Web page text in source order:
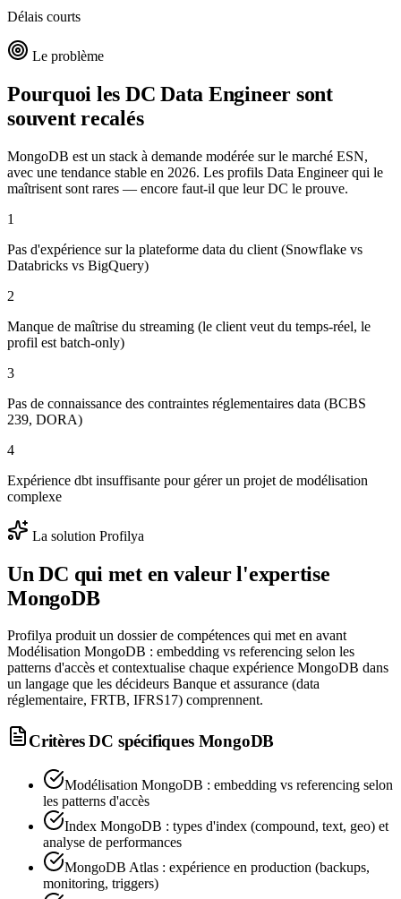
Délais courts
Le problème
Pourquoi les DCData Engineer sont
souvent recalés
MongoDB est un stack à demande modérée sur le marché ESN,
avec une tendance stable en 2026. Les profils Data Engineer qui le
maîtrisent sont rares — encore faut-il que leur DC le prouve.
1
Pas d'expérience sur la plateforme data du client (Snowflake vs
Databricks vs BigQuery)
2
Manque de maîtrise du streaming (le client veut du temps-réel, le
profil est batch-only)
3
Pas de connaissance des contraintes réglementaires data (BCBS
239, DORA)
4
Expérience dbt insuffisante pour gérer un projet de modélisation
complexe
La solution Profilya
Un DC qui met en valeur l'expertise
MongoDB
Profilya produit un dossier de compétences qui met en avant
Modélisation MongoDB : embedding vs referencing selon les
patterns d'accès et contextualise chaque expérience MongoDB dans
un langage que les décideurs Banque et assurance (data
réglementaire, FRTB, IFRS17) comprennent.
Critères DC spécifiques MongoDB
Modélisation MongoDB : embedding vs referencing selon
les patterns d'accès
Index MongoDB : types d'index (compound, text, geo) et
analyse de performances
MongoDB Atlas : expérience en production (backups,
monitoring, triggers)